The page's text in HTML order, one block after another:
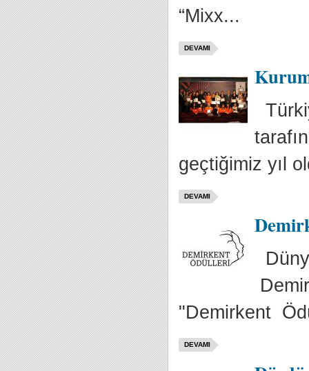
“Mixx...
DEVAMI
geçtiğimiz yıl
DEVAMI
"Demirkent
DEVAMI